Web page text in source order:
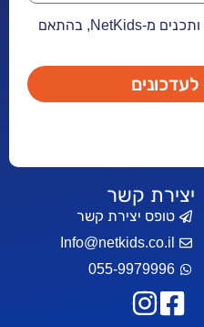
אני מאשר/ת קבלת עדכונים ותכנים מ-NetKids, בהתאם
יצירת קשר
טופס יצירת קשר
Info@netkids.co.il
055-9979996